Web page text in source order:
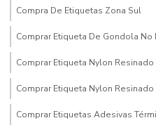
Compra De Etiquetas Zona Sul
Comprar Etiqueta De Gondola No
Comprar Etiqueta Nylon Resinado
Comprar Etiqueta Nylon
Comprar Etiquetas Adesivas